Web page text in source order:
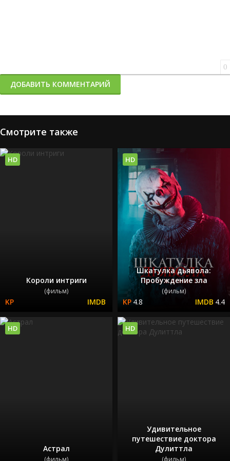
0
ДОБАВИТЬ КОММЕНТАРИЙ
Смотрите также
Короли интриги
(фильм)
HD
Шкатулка дьявола:
Пробуждение зла
(фильм)
4.8 4.4
HD
Астрал
(фильм)
HD
Удивительное
путешествие доктора
Дулиттла
(фильм)
HD